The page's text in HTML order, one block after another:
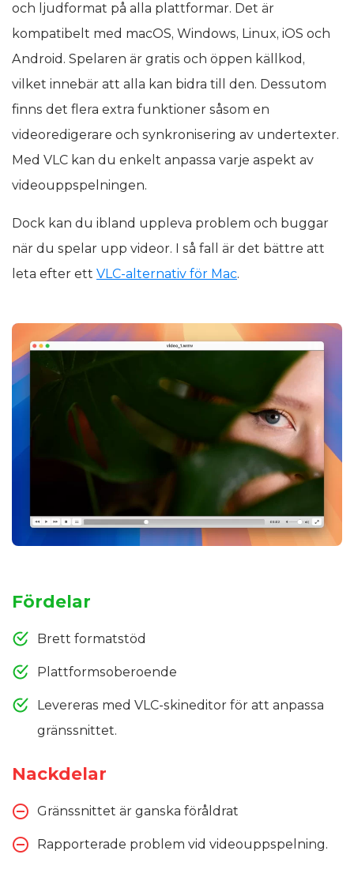
och ljudformat på alla plattformar. Det är
kompatibelt med macOS, Windows, Linux, iOS och
Android. Spelaren är gratis och öppen källkod,
vilket innebär att alla kan bidra till den. Dessutom
finns det flera extra funktioner såsom en
videoredigerare och synkronisering av undertexter.
Med VLC kan du enkelt anpassa varje aspekt av
videouppspelningen.
Dock kan du ibland uppleva problem och buggar
när du spelar upp videor. I så fall är det bättre att
leta efter ett VLC-alternativ för Mac.
Fördelar
Brett formatstöd
Plattformsoberoende
Levereras med VLC-skineditor för att anpassa
gränssnittet.
Nackdelar
Gränssnittet är ganska föråldrat
Rapporterade problem vid videouppspelning.